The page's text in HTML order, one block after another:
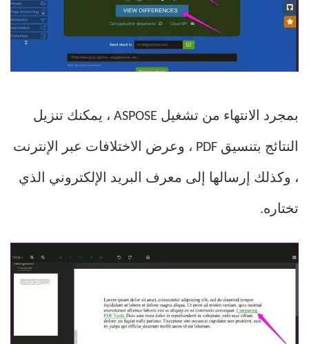
بمجرد الانتهاء من تشغيل ASPOSE ، يمكنك تنزيل
النتائج بتنسيق PDF ، وعرض الاختلافات عبر الإنترنت
، وكذلك إرسالها إلى معرف البريد الإلكتروني الذي
تختاره.